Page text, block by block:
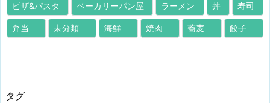
ピザ&パスタ ベーカリーパン屋 ラーメン 丼 寿司
弁当 未分類 海鮮 焼肉 蕎麦 餃子
タグ